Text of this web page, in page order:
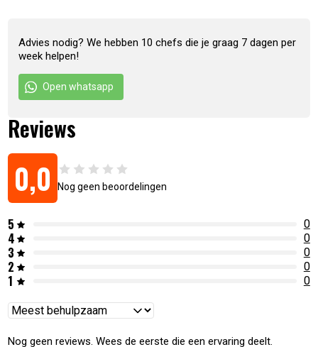
Advies nodig? We hebben 10 chefs die je graag 7 dagen per
week helpen!
Open whatsapp
Reviews
0,0 Nog geen beoordelingen
5 0
4 0
3 0
2 0
1 0
Reviews
Nog geen reviews. Wees de eerste die een ervaring deelt.